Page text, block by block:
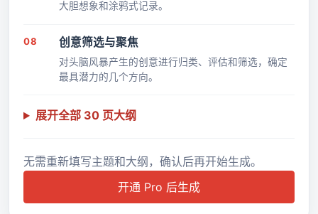
大胆想象和涂鸦式记录。
08 创意筛选与聚焦
对头脑风暴产生的创意进行归类、评估和筛选，确定
最具潜力的几个方向。
展开全部 30 页大纲
无需重新填写主题和大纲，确认后再开始生成。
开通 Pro 后生成